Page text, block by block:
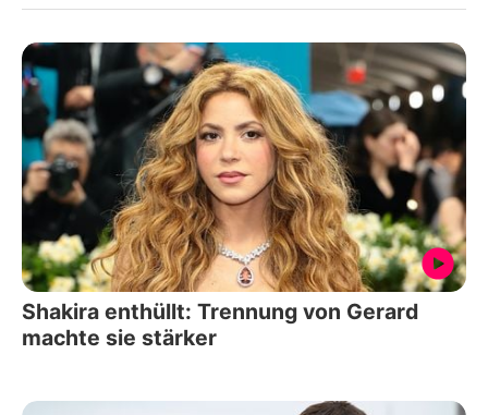
Shakira enthüllt: Trennung von Gerard
machte sie stärker